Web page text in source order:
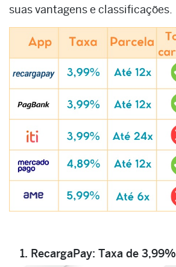
suas vantagens e classificações.
1. RecargaPay: Taxa de 3,99%